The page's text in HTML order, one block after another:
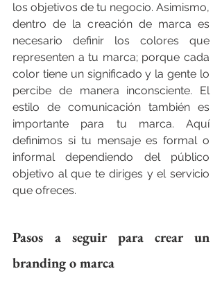
los objetivos de tu negocio. Asimismo,
dentro de la creación de marca es
necesario definir los colores que
representen a tu marca; porque cada
color tiene un significado y la gente lo
percibe de manera inconsciente. El
estilo de comunicación también es
importante para tu marca. Aquí
definimos si tu mensaje es formal o
informal dependiendo del público
objetivo al que te diriges y el servicio
que ofreces.
Pasos a seguir para crear un
branding o marca